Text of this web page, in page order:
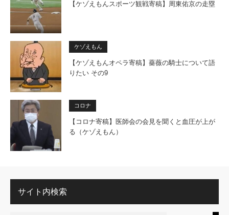
【ケゾえもんスポーツ観戦寄稿】周東佑京の走塁
ケゾえもん
【ケゾえもんオペラ寄稿】薔薇の騎士について語
りたい その9
コロナ
【コロナ寄稿】医師会の会見を聞くと血圧が上が
る（ケゾえもん）
サイト内検索